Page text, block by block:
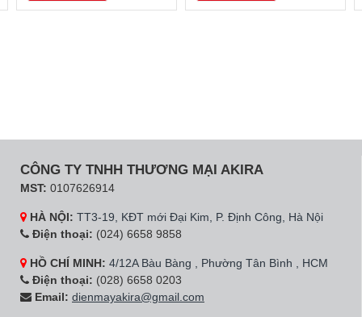
CÔNG TY TNHH THƯƠNG MẠI AKIRA
MST: 0107626914
HÀ NỘI: TT3-19, KĐT mới Đại Kim, P. Định Công, Hà Nội
Điện thoại: (024) 6658 9858
HỒ CHÍ MINH: 4/12A Bàu Bàng , Phường Tân Bình , HCM
Điện thoại: (028) 6658 0203
Email: dienmayakira@gmail.com